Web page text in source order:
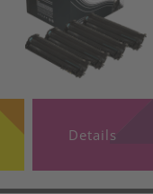
Details